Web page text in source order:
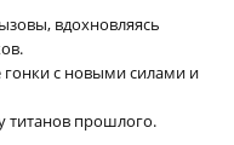
вдохновляясь
гонки с новыми силами и
титанов прошлого.